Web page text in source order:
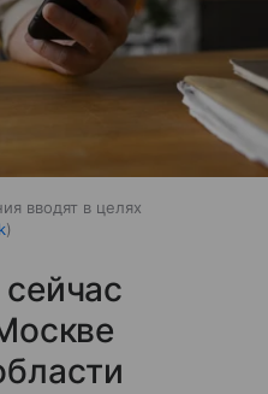
вводят в целях